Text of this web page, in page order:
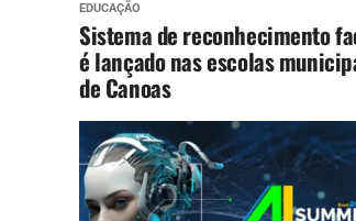
EDUCAÇÃO
Sistema de reconhecimento
é lançado nas escolas
de Canoas